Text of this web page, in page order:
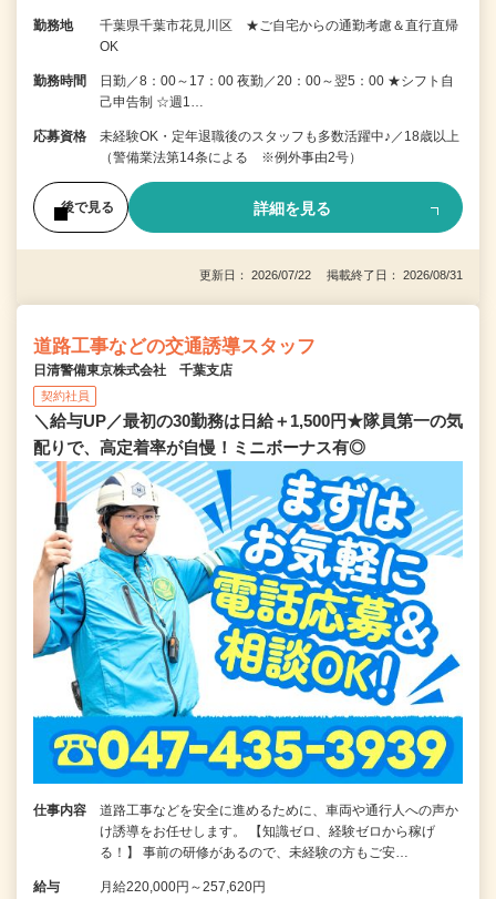
勤務地
千葉県千葉市花見川区 ★ご自宅からの通勤考慮＆直行直帰
OK
勤務時間
日勤／8：00～17：00 夜勤／20：00～翌5：00 ★シフト自
己申告制 ☆週1…
応募資格
未経験OK・定年退職後のスタッフも多数活躍中♪／18歳以上
（警備業法第14条による ※例外事由2号）
後で見る 詳細を見る
更新日： 2026/07/22 掲載終了日： 2026/08/31
道路工事などの交通誘導スタッフ
日清警備東京株式会社 千葉支店
契約社員
＼給与UP／最初の30勤務は日給＋1,500円★隊員第一の気
配りで、高定着率が自慢！ミニボーナス有◎
仕事内容
道路工事などを安全に進めるために、車両や通行人への声か
け誘導をお任せします。 【知識ゼロ、経験ゼロから稼げ
る！】 事前の研修があるので、未経験の方もご安…
給与 月給220,000円～257,620円